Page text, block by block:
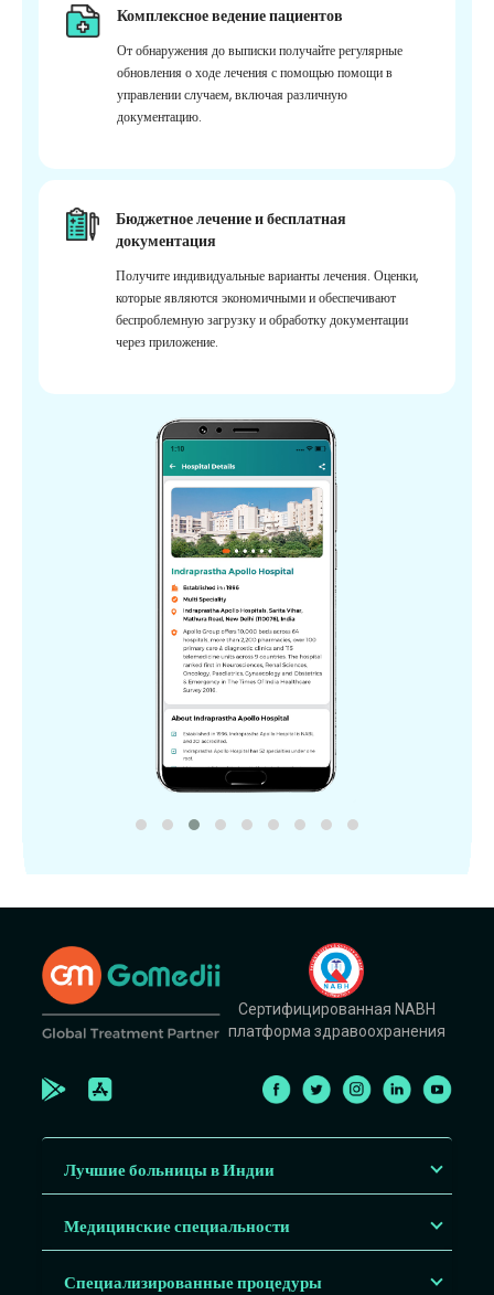
Комплексное ведение пациентов
От обнаружения до выписки получайте регулярные
обновления о ходе лечения с помощью помощи в
управлении случаем, включая различную
документацию.
Бюджетное лечение и бесплатная
документация
Получите индивидуальные варианты лечения. Оценки,
которые являются экономичными и обеспечивают
беспроблемную загрузку и обработку документации
через приложение.
Сертифицированная NABH
платформа здравоохранения
Лучшие больницы в Индии
Медицинские специальности
Специализированные процедуры